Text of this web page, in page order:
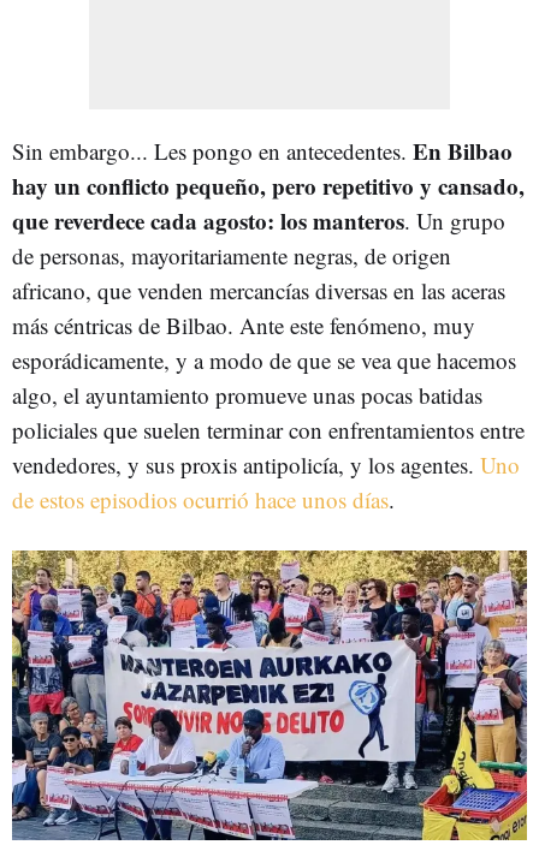
Sin embargo... Les pongo en antecedentes. En Bilbao
hay un conflicto pequeño, pero repetitivo y cansado,
que reverdece cada agosto: los manteros. Un grupo
de personas, mayoritariamente negras, de origen
africano, que venden mercancías diversas en las aceras
más céntricas de Bilbao. Ante este fenómeno, muy
esporádicamente, y a modo de que se vea que hacemos
algo, el ayuntamiento promueve unas pocas batidas
policiales que suelen terminar con enfrentamientos entre
vendedores, y sus proxis antipolicía, y los agentes. Uno
de estos episodios ocurrió hace unos días.